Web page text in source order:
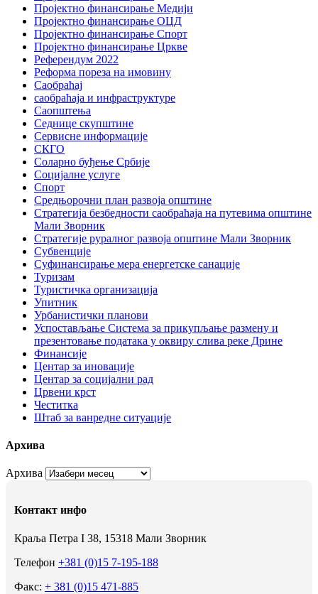
Пројектно финансирање Медији
Пројектно финансирање ОЦД
Пројектно финансирање Спорт
Пројектно финансирање Цркве
Референдум 2022
Реформа пореза на имовину
Саобраћај
саобраћаја и инфраструктуре
Саопштења
Седнице скупштине
Сервисне информације
СКГО
Соларно буђење Србије
Социјалне услуге
Спорт
Средњорочни план развоја општине
Стратегија безбедности саобраћаја на путевима општине
Мали Зворник
Стратегије руралног развоја општине Мали Зворник
Субвенције
Суфинансирање мера енергетске санације
Туризам
Туристичка организација
Упитник
Урбанистички планови
Успостављање Система за прикупљање размену и
презентовање података у оквиру слива реке Дрине
Финансије
Центар за иновације
Центар за социјални рад
Црвени крст
Честитка
Штаб за ванредне ситуације
Архива
Архива
Контакт инфо
Краља Петра I 38, 15318 Мали Зворник
Телефон +381 (0)15 7-195-188
Факс: + 381 (0)15 471-885